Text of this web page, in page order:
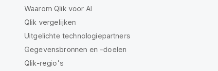
Waarom Qlik voor AI
Qlik vergelijken
Uitgelichte technologiepartners
Gegevensbronnen en -doelen
Qlik-regio's